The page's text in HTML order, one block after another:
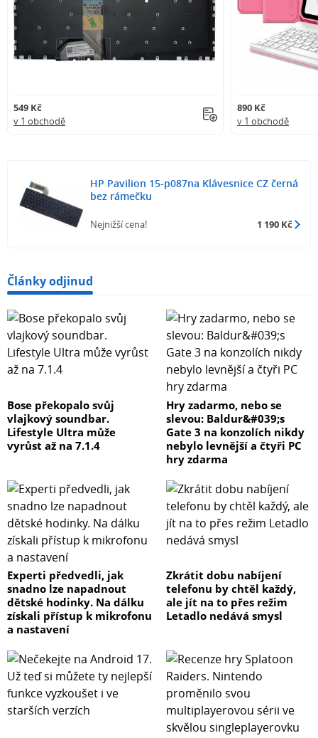
549 Kč
v 1 obchodě
890 Kč
v 1 obchodě
HP Pavilion 15-p087na Klávesnice CZ černá
bez rámečku
Nejnižší cena! 1 190 Kč
Články odjinud
Bose překopalo svůj
vlajkový soundbar.
Lifestyle Ultra může
vyrůst až na 7.1.4
Hry zadarmo, nebo se
slevou: Baldur&#039;s
Gate 3 na konzolích nikdy
nebylo levnější a čtyři PC
hry zdarma
Experti předvedli, jak
snadno lze napadnout
dětské hodinky. Na dálku
získali přístup k mikrofonu
a nastavení
Zkrátit dobu nabíjení
telefonu by chtěl každý,
ale jít na to přes režim
Letadlo nedává smysl